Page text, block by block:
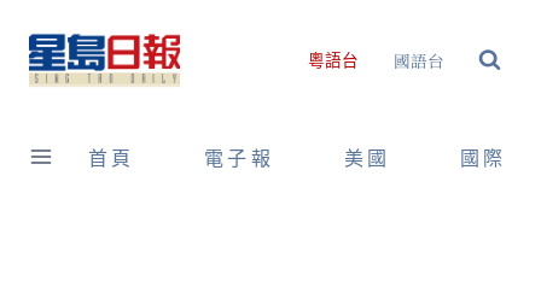
content
粵語台 國語台
首頁 電子報 美國 國際